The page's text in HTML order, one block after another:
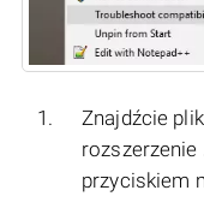
Znajdźcie
rozszerzenie
przyciskiem